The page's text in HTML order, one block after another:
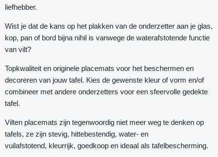
liefhebber.
Wist je dat de kans op het plakken van de onderzetter aan je glas,
kop, pan of bord bijna nihil is vanwege de waterafstotende functie
van vilt?
Topkwaliteit en originele placemats voor het beschermen en
decoreren van jouw tafel. Kies de gewenste kleur of vorm en/of
combineer met andere onderzetters voor een sfeervolle gedekte
tafel.
Vilten placemats zijn tegenwoordig niet meer weg te denken op
tafels, ze zijn stevig, hittebestendig, water- en
vuilafstotend, kleurrijk, goedkoop en ideaal als tafelbescherming.